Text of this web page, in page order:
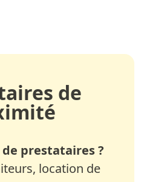
de
prestataires ?
location de